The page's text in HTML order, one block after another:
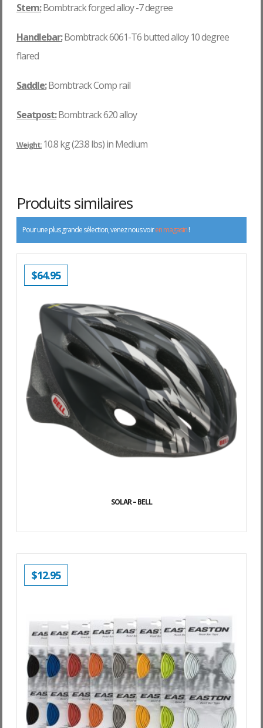
Stem:Bombtrackforged alloy -7 degree
Handlebar:Bombtrack 6061-T6 butted alloy 10 degree
flared
Saddle:Bombtrack Comp rail
Seatpost:Bombtrack 620 alloy
Weight: 10.8 kg (23.8 lbs) in Medium
Produits similaires
Pour une plus grande sélection, venez nous voiren magasin!
SOLAR – BELL
$64.95
$12.95